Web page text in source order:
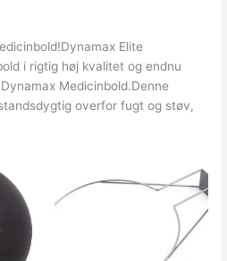
Elite
i rigtig høj kvalitet og endnu
Medicinbold.Denne
overfor fugt og støv,